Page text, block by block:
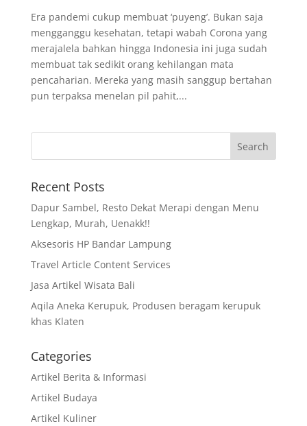
Era pandemi cukup membuat ‘puyeng’. Bukan saja
mengganggu kesehatan, tetapi wabah Corona yang
merajalela bahkan hingga Indonesia ini juga sudah
membuat tak sedikit orang kehilangan mata
pencaharian. Mereka yang masih sanggup bertahan
pun terpaksa menelan pil pahit,...
Recent Posts
Dapur Sambel, Resto Dekat Merapi dengan Menu
Lengkap, Murah, Uenakk!!
Aksesoris HP Bandar Lampung
Travel Article Content Services
Jasa Artikel Wisata Bali
Aqila Aneka Kerupuk, Produsen beragam kerupuk
khas Klaten
Categories
Artikel Berita & Informasi
Artikel Budaya
Artikel Kuliner